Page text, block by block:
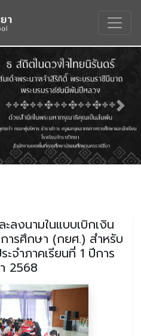
Next
งนามในแบบเบิกเงิน
ารศึกษา (กยศ.) สำหรับ
จำภาคเรียนที่ 1 ปีการ
2568